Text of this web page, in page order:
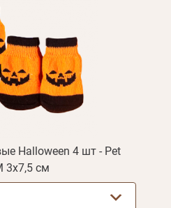
Halloween 4 шт - Pet
3х7,5 см